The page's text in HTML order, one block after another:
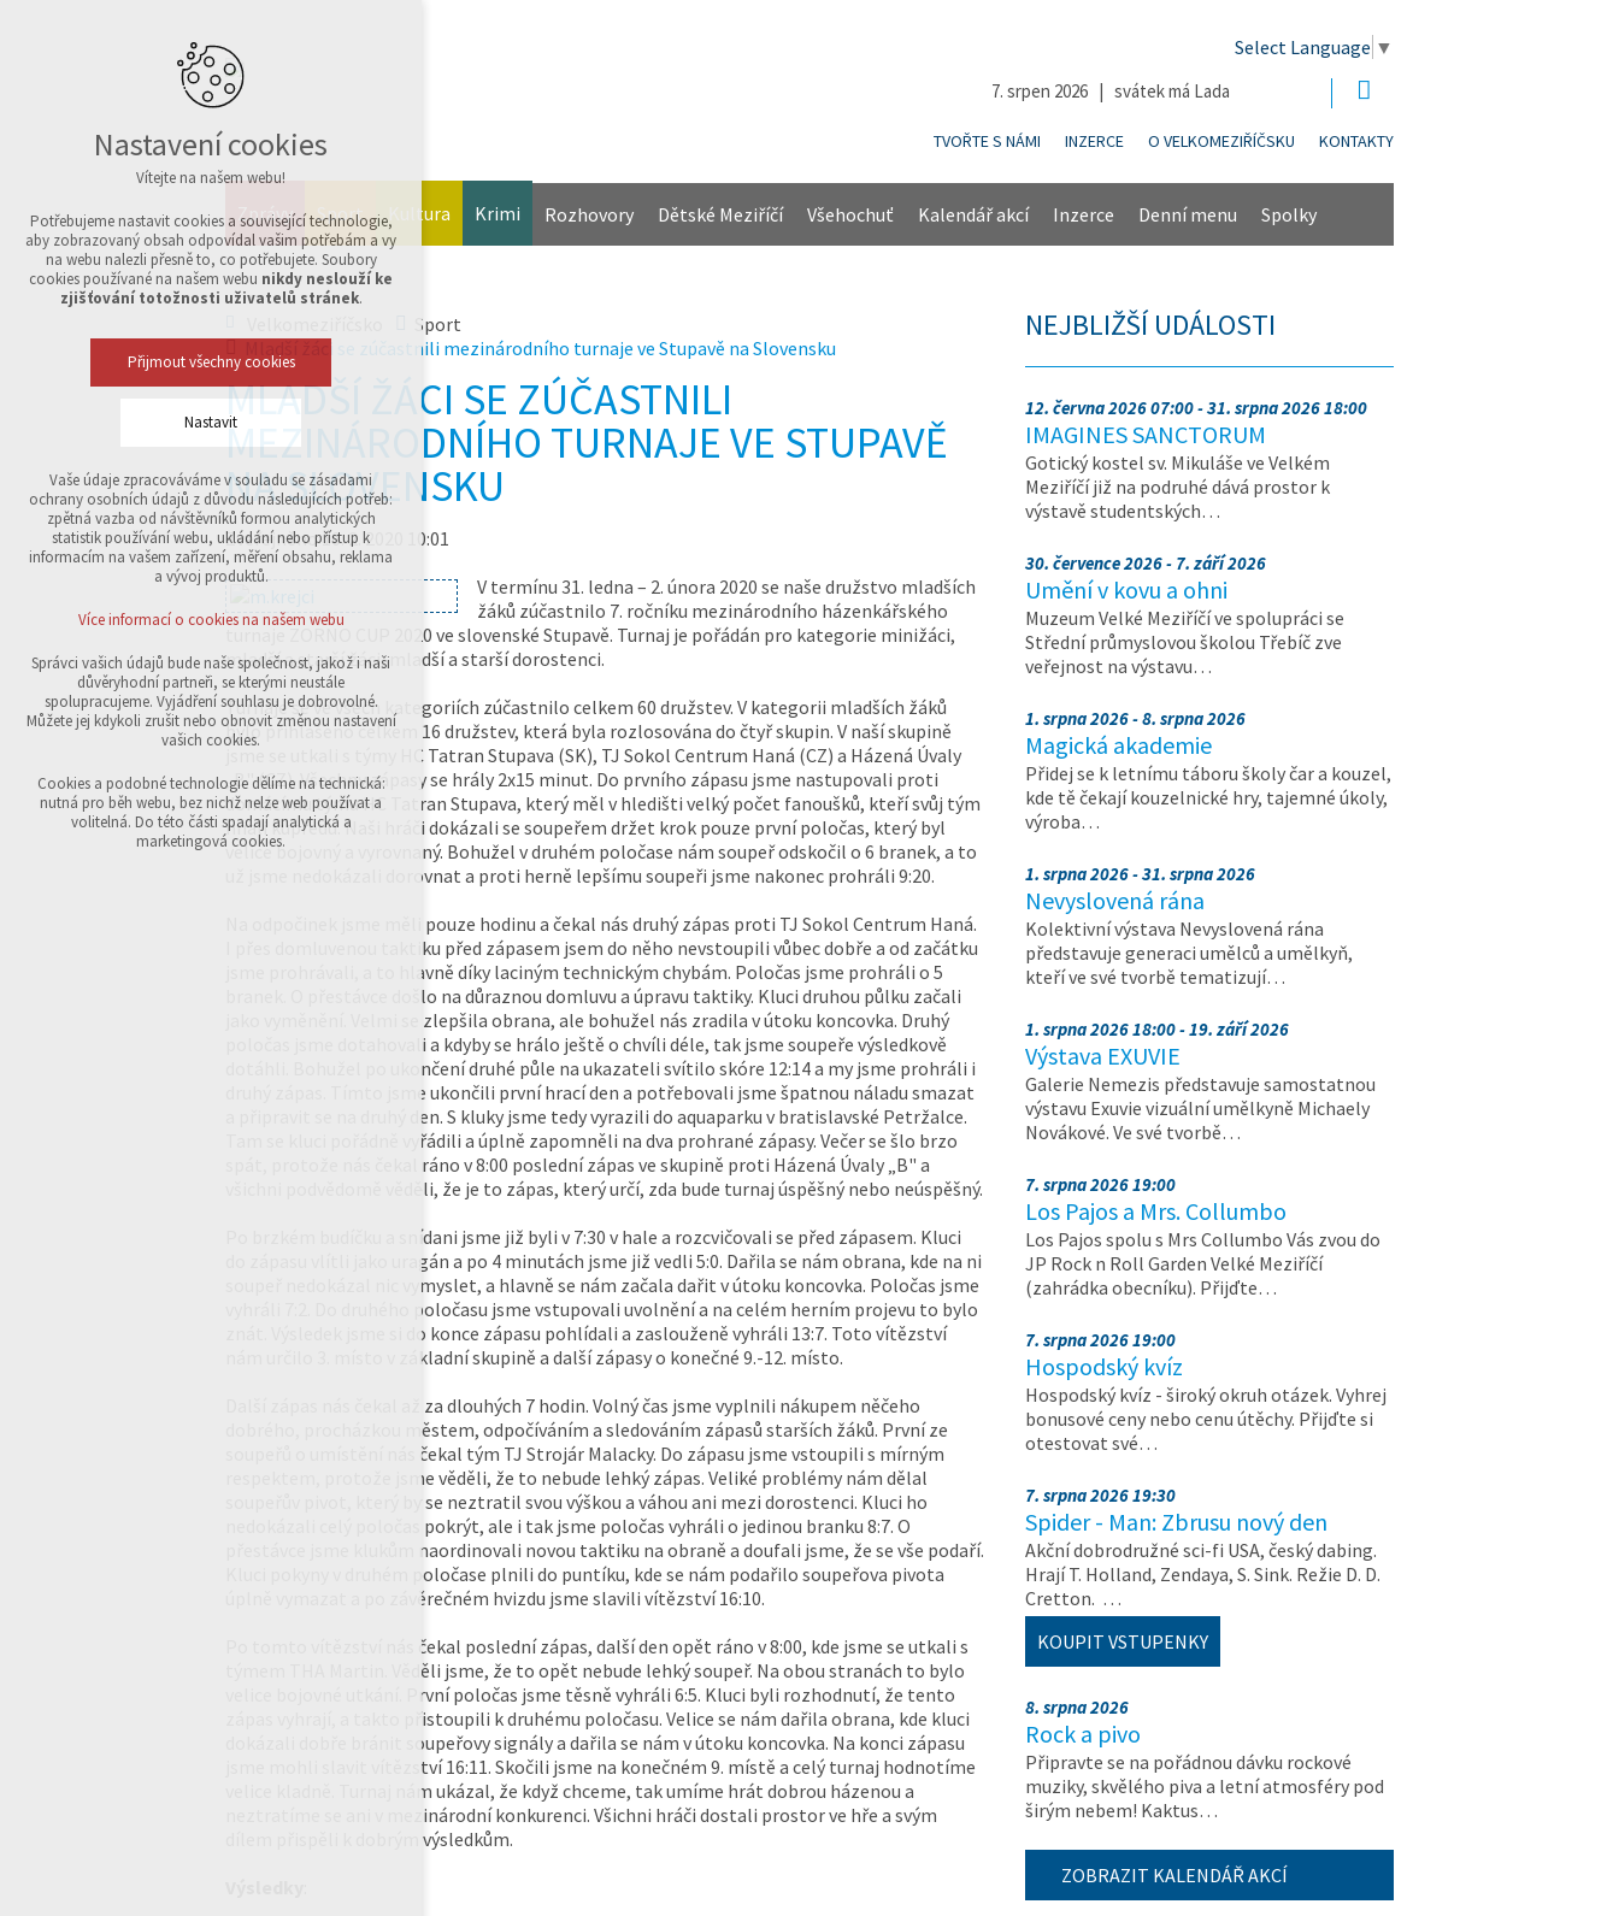
Select Language ▼
7. srpen 2026 | svátek má Lada
TVOŘTE S NÁMI INZERCE O VELKOMEZIŘÍČSKU KONTAKTY
Zprávy Sport Kultura Krimi Rozhovory Dětské Meziříčí Všehochuť Kalendář akcí Inzerce Denní menu Spolky
Sport
Mladší žáci se zúčastnili mezinárodního turnaje ve Stupavě na Slovensku
MLADŠÍ ŽÁCI SE ZÚČASTNILI
MEZINÁRODNÍHO TURNAJE VE STUPAVĚ
NA SLOVENSKU
Zveřejněno 10. 2. 2020 10:01
V termínu 31. ledna – 2. února 2020 se naše družstvo mladších
žáků zúčastnilo 7. ročníku mezinárodního házenkářského
turnaje ZORNO CUP 2020 ve slovenské Stupavě. Turnaj je pořádán pro kategorie minižáci,
mladší a starší žáci, mladší a starší dorostenci.
Turnaje se ve všech kategoriích zúčastnilo celkem 60 družstev. V kategorii mladších žáků
bylo přihlášeno celkem 16 družstev, která byla rozlosována do čtyř skupin. V naší skupině
jsme se utkali s týmy HC Tatran Stupava (SK), TJ Sokol Centrum Haná (CZ) a Házená Úvaly
„B" (CZ). Všechny zápasy se hrály 2x15 minut. Do prvního zápasu jsme nastupovali proti
domácímu týmu HC Tatran Stupava, který měl v hledišti velký počet fanoušků, kteří svůj tým
hnali kupředu. Naši hráči dokázali se soupeřem držet krok pouze první poločas, který byl
velice bojovný a vyrovnaný. Bohužel v druhém poločase nám soupeř odskočil o 6 branek, a to
už jsme nedokázali dorovnat a proti herně lepšímu soupeři jsme nakonec prohráli 9:20.
Na odpočinek jsme měli pouze hodinu a čekal nás druhý zápas proti TJ Sokol Centrum Haná.
I přes domluvenou taktiku před zápasem jsem do něho nevstoupili vůbec dobře a od začátku
jsme prohrávali, a to hlavně díky laciným technickým chybám. Poločas jsme prohráli o 5
branek. O přestávce došlo na důraznou domluvu a úpravu taktiky. Kluci druhou půlku začali
jako vyměnění. Velmi se zlepšila obrana, ale bohužel nás zradila v útoku koncovka. Druhý
poločas jsme dotahovali a kdyby se hrálo ještě o chvíli déle, tak jsme soupeře výsledkově
dotáhli. Bohužel po ukončení druhé půle na ukazateli svítilo skóre 12:14 a my jsme prohráli i
druhý zápas. Tímto jsme ukončili první hrací den a potřebovali jsme špatnou náladu smazat
a připravit se na druhý den. S kluky jsme tedy vyrazili do aquaparku v bratislavské Petržalce.
Tam se kluci pořádně vyřádili a úplně zapomněli na dva prohrané zápasy. Večer se šlo brzo
spát, protože nás čekal ráno v 8:00 poslední zápas ve skupině proti Házená Úvaly „B" a
všichni podvědomě věděli, že je to zápas, který určí, zda bude turnaj úspěšný nebo neúspěšný.
Po brzkém budíčku a snídani jsme již byli v 7:30 v hale a rozcvičovali se před zápasem. Kluci
do zápasu vlítli jako uragán a po 4 minutách jsme již vedli 5:0. Dařila se nám obrana, kde na ni
soupeř nedokázal nic vymyslet, a hlavně se nám začala dařit v útoku koncovka. Poločas jsme
vyhráli 7:2. Do druhého poločasu jsme vstupovali uvolnění a na celém herním projevu to bylo
znát. Výsledek jsme si do konce zápasu pohlídali a zaslouženě vyhráli 13:7. Toto vítězství
nám určilo 3. místo v základní skupině a další zápasy o konečné 9.-12. místo.
Další zápas nás čekal až za dlouhých 7 hodin. Volný čas jsme vyplnili nákupem něčeho
dobrého, procházkou městem, odpočíváním a sledováním zápasů starších žáků. První ze
soupeřů o umístění nás čekal tým TJ Strojár Malacky. Do zápasu jsme vstoupili s mírným
respektem, protože jsme věděli, že to nebude lehký zápas. Veliké problémy nám dělal
soupeřův pivot, který by se neztratil svou výškou a váhou ani mezi dorostenci. Kluci ho
nedokázali celý poločas pokrýt, ale i tak jsme poločas vyhráli o jedinou branku 8:7. O
přestávce jsme klukům naordinovali novou taktiku na obraně a doufali jsme, že se vše podaří.
Kluci pokyny v druhém poločase plnili do puntíku, kde se nám podařilo soupeřova pivota
úplně vymazat a po závěrečném hvizdu jsme slavili vítězství 16:10.
Po tomto vítězství nás čekal poslední zápas, další den opět ráno v 8:00, kde jsme se utkali s
týmem THA Martin. Věděli jsme, že to opět nebude lehký soupeř. Na obou stranách to bylo
velice bojovné utkání. První poločas jsme těsně vyhráli 6:5. Kluci byli rozhodnutí, že tento
zápas vyhrají, a takto přistoupili k druhému poločasu. Velice se nám dařila obrana, kde kluci
dokázali dobře bránit soupeřovy signály a dařila se nám v útoku koncovka. Na konci zápasu
jsme mohli slavit vítězství 16:11. Skočili jsme na konečném 9. místě a celý turnaj hodnotíme
velice kladně. Turnaj nám ukázal, že když chceme, tak umíme hrát dobrou házenou a
neztratíme se ani v mezinárodní konkurenci. Všichni hráči dostali prostor ve hře a svým
dílem přispěli k dobrým výsledkům.
NEJBLIŽŠÍ UDÁLOSTI
12. června 2026 07:00 - 31. srpna 2026 18:00
IMAGINES SANCTORUM
Gotický kostel sv. Mikuláše ve Velkém
Meziříčí již na podruhé dává prostor k
výstavě studentských…
30. července 2026 - 7. září 2026
Umění v kovu a ohni
Muzeum Velké Meziříčí ve spolupráci se
Střední průmyslovou školou Třebíč zve
veřejnost na výstavu…
1. srpna 2026 - 8. srpna 2026
Magická akademie
Přidej se k letnímu táboru školy čar a kouzel,
kde tě čekají kouzelnické hry, tajemné úkoly,
výroba…
1. srpna 2026 - 31. srpna 2026
Nevyslovená rána
Kolektivní výstava Nevyslovená rána
představuje generaci umělců a umělkyň,
kteří ve své tvorbě tematizují…
1. srpna 2026 18:00 - 19. září 2026
Výstava EXUVIE
Galerie Nemezis představuje samostatnou
výstavu Exuvie vizuální umělkyně Michaely
Novákové. Ve své tvorbě…
7. srpna 2026 19:00
Los Pajos a Mrs. Collumbo
Los Pajos spolu s Mrs Collumbo Vás zvou do
JP Rock n Roll Garden Velké Meziříčí
(zahrádka obecníku). Přijďte…
7. srpna 2026 19:00
Hospodský kvíz
Hospodský kvíz - široký okruh otázek. Vyhrej
bonusové ceny nebo cenu útěchy. Přijďte si
otestovat své…
7. srpna 2026 19:30
Spider - Man: Zbrusu nový den
Akční dobrodružné sci-fi USA, český dabing.
Hrají T. Holland, Zendaya, S. Sink. Režie D. D.
Cretton. …
KOUPIT VSTUPENKY
8. srpna 2026
Rock a pivo
Připravte se na pořádnou dávku rockové
muziky, skvělého piva a letní atmosféry pod
širým nebem! Kaktus…
ZOBRAZIT KALENDÁŘ AKCÍ
Nastavení cookies
Vítejte na našem webu!
Potřebujeme nastavit cookies a související technologie,
aby zobrazovaný obsah odpovídal vašim potřebám a vy
na webu nalezli přesně to, co potřebujete. Soubory
cookies používané na našem webu nikdy neslouží ke
zjišťování totožnosti uživatelů stránek.
Přijmout všechny cookies
Nastavit
Technická cookies
nutná pro provozování webu
udržení kontextu stránek (session): případná
přihlášení, volby jazyka, apod.
analytická pro anonymizované vyhodnocení
návštěvnosti
marketingová cookies (Google,Sklik)
Více informací o cookies na našem webu
Přijmout všechny cookies
Odmítnout vše
Vaše údaje zpracováváme v souladu se zásadami
ochrany osobních údajů z důvodu následujících potřeb:
zpětná vazba od návštěvníků formou analytických
statistik používání webu, ukládání nebo přístup k
informacím na vašem zařízení, měření obsahu, reklama
a vývoj produktů.
Více informací o cookies na našem webu
Správci vašich údajů bude naše společnost, jakož i naši
důvěryhodní partneři, se kterými neustále
spolupracujeme. Vyjádření souhlasu je dobrovolné.
Můžete jej kdykoli zrušit nebo obnovit změnou nastavení
vašich cookies.
Cookies a podobné technologie dělíme na technická:
nutná pro běh webu, bez nichž nelze web používat a
volitelná. Do této části spadají analytická a
marketingová cookies.